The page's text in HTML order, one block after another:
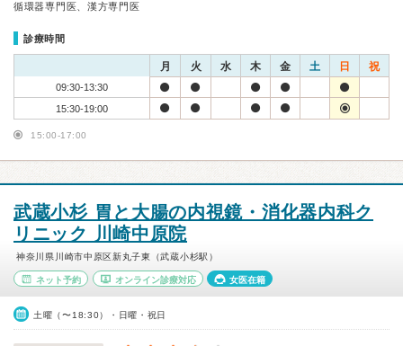
循環器専門医、漢方専門医
診療時間
月 火 水 木 金 土 日 祝
09:30-13:30
15:30-19:00
15:00-17:00
武蔵小杉 胃と大腸の内視鏡・消化器内科ク
リニック 川崎中原院
神奈川県川崎市中原区新丸子東（武蔵小杉駅）
ネット予約 オンライン診療対応 女医在籍
土曜（〜18:30）・日曜・祝日